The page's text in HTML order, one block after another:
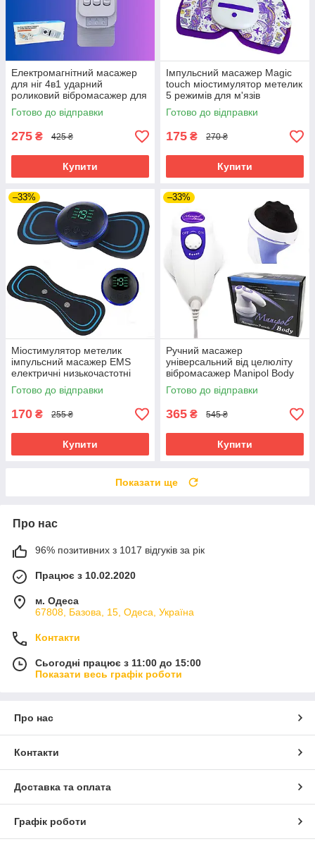
Електромагнітний масажер
для ніг 4в1 ударний
роликовий вібромасажер для
ступнів з регулятором
температури
Готово до відправки
275 ₴ 425 ₴
Купити
Імпульсний масажер Magic
touch міостимулятор метелик
5 режимів для м'язів
Готово до відправки
175 ₴ 270 ₴
Купити
–33%
Міостимулятор метелик
імпульсний масажер EMS
електричні низькочастотні
масажні подушечки для тіла
Готово до відправки
170 ₴ 255 ₴
Купити
–33%
Ручний масажер
універсальний від целюліту
вібромасажер Manipol Body
Електричний домашній для
тіла
Готово до відправки
365 ₴ 545 ₴
Купити
Показати ще
Про нас
96% позитивних з 1017 відгуків за рік
Працює з 10.02.2020
м. Одеса
67808, Базова, 15, Одеса, Україна
Контакти
Сьогодні працює з 11:00 до 15:00
Показати весь графік роботи
Про нас
Контакти
Доставка та оплата
Графік роботи